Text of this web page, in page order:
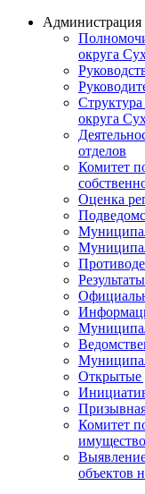
Администрация
округа
округа
отделов
Комитет
Оценка
Открытые
Комитет
объектов